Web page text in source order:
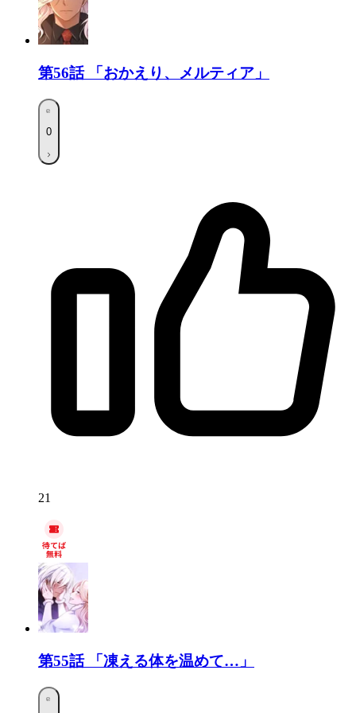
第56話 「おかえり、メルティア」
0
21
第55話 「凍える体を温めて…」